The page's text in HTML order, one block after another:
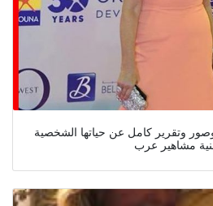
وتقرير كامل عن حياتها الشخصية
مشاهير عرب